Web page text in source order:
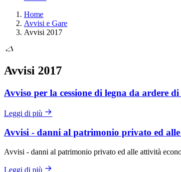
Home
Avvisi e Gare
Avvisi 2017
Avvisi 2017
Avviso per la cessione di legna da ardere
Leggi di più
Avvisi - danni al patrimonio privato ed
Avvisi - danni al patrimonio privato ed alle attività
Leggi di più